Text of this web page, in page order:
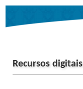
Recursos digitais